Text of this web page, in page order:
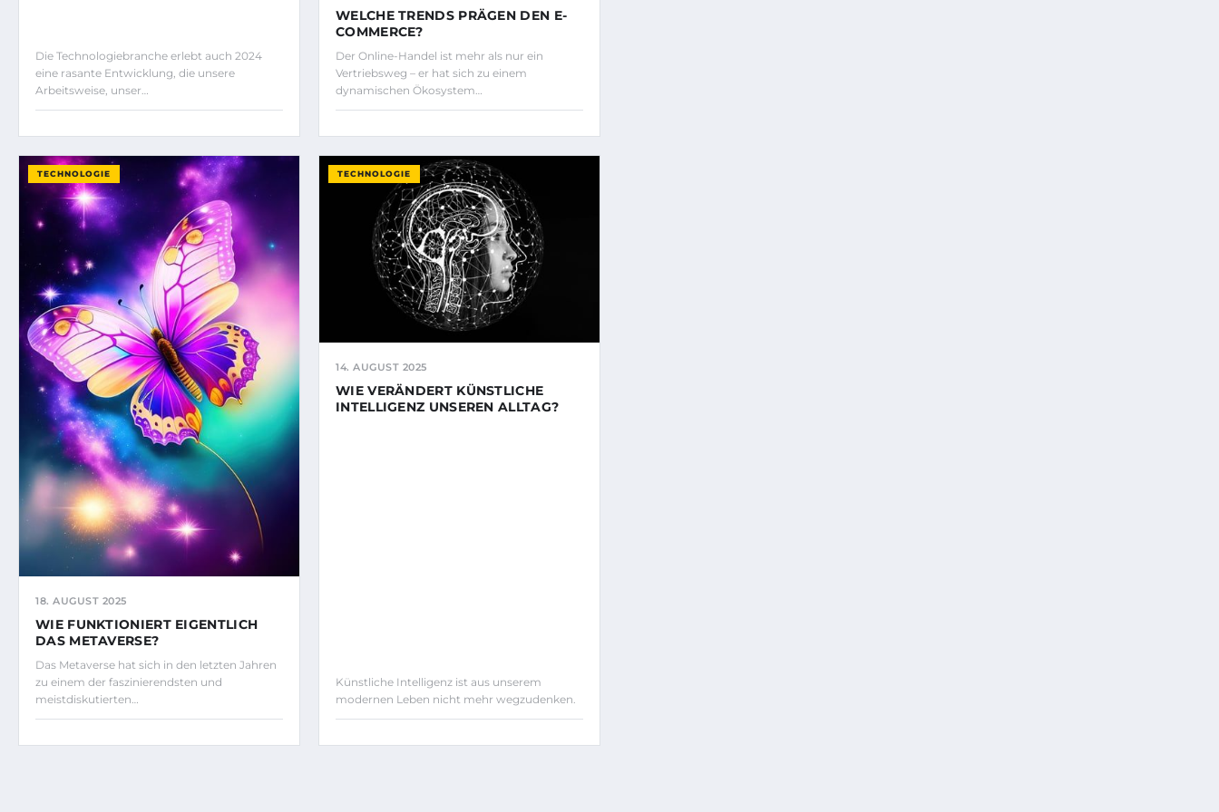
Die Technologiebranche erlebt auch 2024
eine rasante Entwicklung, die unsere
Arbeitsweise, unser…
WELCHE TRENDS PRÄGEN DEN E-
COMMERCE?
Der Online-Handel ist mehr als nur ein
Vertriebsweg – er hat sich zu einem
dynamischen Ökosystem…
TECHNOLOGIE
18. AUGUST 2025
WIE FUNKTIONIERT EIGENTLICH
DAS METAVERSE?
Das Metaverse hat sich in den letzten Jahren
zu einem der faszinierendsten und
meistdiskutierten…
TECHNOLOGIE
14. AUGUST 2025
WIE VERÄNDERT KÜNSTLICHE
INTELLIGENZ UNSEREN ALLTAG?
Künstliche Intelligenz ist aus unserem
modernen Leben nicht mehr wegzudenken.